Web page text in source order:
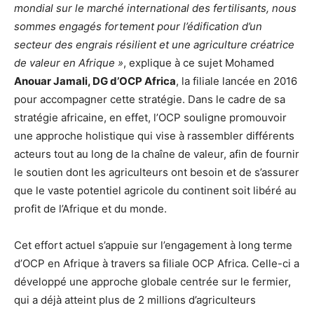
mondial sur le marché international des fertilisants, nous
sommes engagés fortement pour l’édification d’un
secteur des engrais résilient et une agriculture créatrice
de valeur en Afrique », explique à ce sujet Mohamed
Anouar Jamali, DG d’OCP Africa, la filiale lancée en 2016
pour accompagner cette stratégie. Dans le cadre de sa
stratégie africaine, en effet, l’OCP souligne promouvoir
une approche holistique qui vise à rassembler différents
acteurs tout au long de la chaîne de valeur, afin de fournir
le soutien dont les agriculteurs ont besoin et de s’assurer
que le vaste potentiel agricole du continent soit libéré au
profit de l’Afrique et du monde.
Cet effort actuel s’appuie sur l’engagement à long terme
d’OCP en Afrique à travers sa filiale OCP Africa. Celle-ci a
développé une approche globale centrée sur le fermier,
qui a déjà atteint plus de 2 millions d’agriculteurs